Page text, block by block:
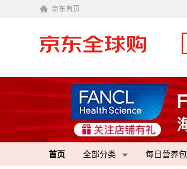
京东首页
首页 全部分类 每日营养包